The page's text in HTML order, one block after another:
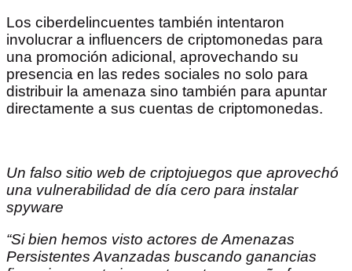
Los ciberdelincuentes también intentaron
involucrar a influencers de criptomonedas para
una promoción adicional, aprovechando su
presencia en las redes sociales no solo para
distribuir la amenaza sino también para apuntar
directamente a sus cuentas de criptomonedas.
Un falso sitio web de criptojuegos que aprovechó
una vulnerabilidad de día cero para instalar
spyware
“Si bien hemos visto actores de Amenazas
Persistentes Avanzadas buscando ganancias